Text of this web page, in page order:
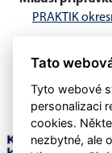
PRAKTIK
Tato
Tyto webové
personalizaci
cookies.
nezbytné, ale